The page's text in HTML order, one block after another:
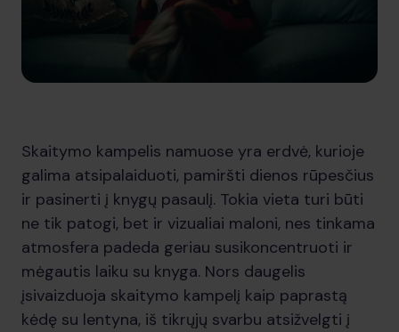
Skaitymo kampelis namuose yra erdvė, kurioje
galima atsipalaiduoti, pamiršti dienos rūpesčius
ir pasinerti į knygų pasaulį. Tokia vieta turi būti
ne tik patogi, bet ir vizualiai maloni, nes tinkama
atmosfera padeda geriau susikoncentruoti ir
mėgautis laiku su knyga. Nors daugelis
įsivaizduoja skaitymo kampelį kaip paprastą
kėdę su lentyna, iš tikrųjų svarbu atsižvelgti į